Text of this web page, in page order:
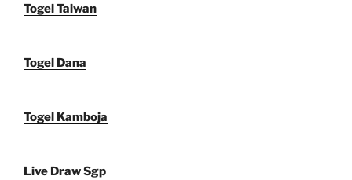
Togel Taiwan
Togel Dana
Togel Kamboja
Live Draw Sgp